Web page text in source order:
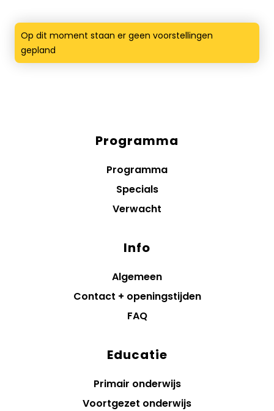
Op dit moment staan er geen voorstellingen
gepland
Programma
Programma
Specials
Verwacht
Info
Algemeen
Contact + openingstijden
FAQ
Educatie
Primair onderwijs
Voortgezet onderwijs